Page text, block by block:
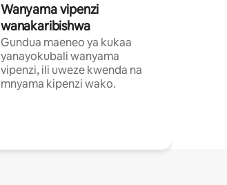
Wanyama vipenzi
wanakaribishwa
Gundua maeneo ya kukaa
yanayokubali wanyama
vipenzi, ili uweze kwenda na
mnyama kipenzi wako.